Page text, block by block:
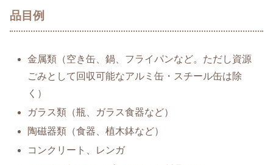
品目例
金属類（空き缶、鍋、フライパンなど。ただし資源
ごみとして回収可能なアルミ缶・スチール缶は除
く）
ガラス類（瓶、ガラス食器など）
陶磁器類（食器、植木鉢など）
コンクリート、レンガ